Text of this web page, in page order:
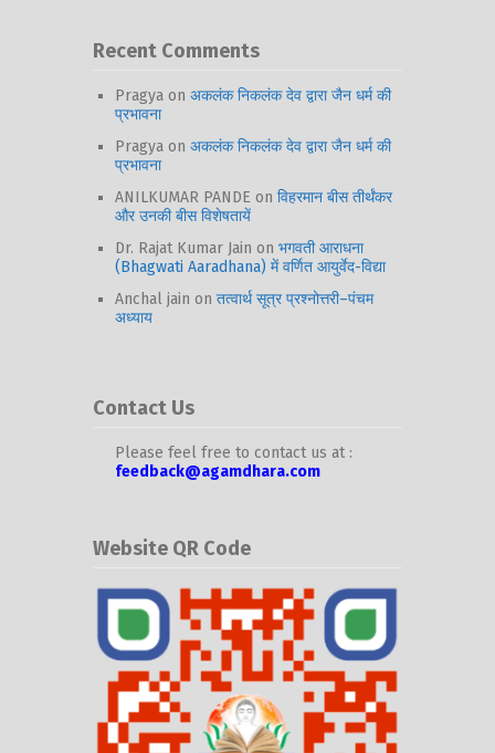
Recent Comments
Pragya on अकलंक निकलंक देव द्वारा जैन धर्म की
प्रभावना
Pragya on अकलंक निकलंक देव द्वारा जैन धर्म की
प्रभावना
ANILKUMAR PANDE on विहरमान बीस तीर्थंकर
और उनकी बीस विशेषतायें
Dr. Rajat Kumar Jain on भगवती आराधना
(Bhagwati Aaradhana) में वर्णित आयुर्वेद-विद्या
Anchal jain on तत्वार्थ सूत्र प्रश्नोत्तरी–पंचम
अध्याय
Contact Us
Please feel free to contact us at :
feedback@agamdhara.com
Website QR Code